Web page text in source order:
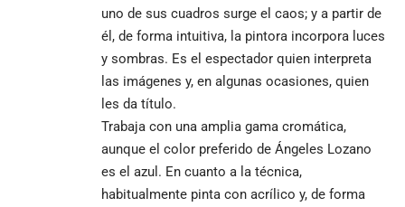
uno de sus cuadros surge el caos; y a partir de
él, de forma intuitiva, la pintora incorpora luces
y sombras. Es el espectador quien interpreta
las imágenes y, en algunas ocasiones, quien
les da título.
Trabaja con una amplia gama cromática,
aunque el color preferido de Ángeles Lozano
es el azul. En cuanto a la técnica,
habitualmente pinta con acrílico y, de forma